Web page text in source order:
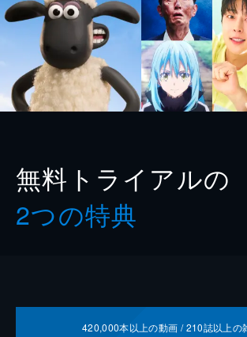
無料トライアルの
2つの特典
420,000本以上の動画 /210誌以上の